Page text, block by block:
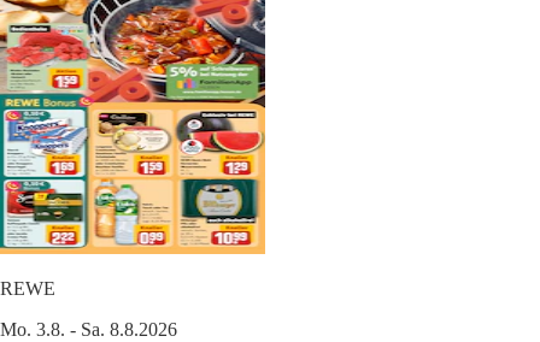
REWE
Mo. 3.8. - Sa. 8.8.2026